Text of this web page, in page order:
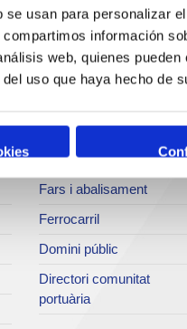
usan para personalizar
información
web, quienes
uso que haya hecho de
portuaris
Bunkering
Serveis comercials
Tarifes i taxes
Centre d'acreditacions
Fars i abalisament
Ferrocarril
Domini públic
Directori comunitat
portuària